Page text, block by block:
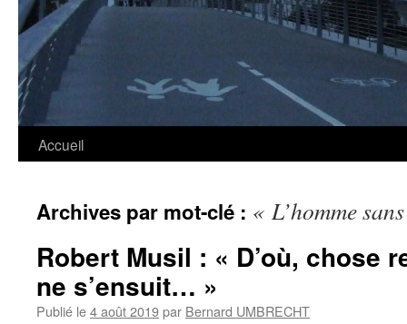
Accueil
Archives par mot-clé : « L’homme
Robert Musil : « D’où, chose
ne s’ensuit… »
Publié le4 août 2019par Bernard UMBRECHT